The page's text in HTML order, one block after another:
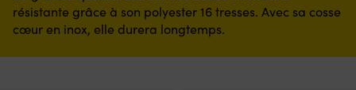
résistante grâce à son polyester 16 tresses. Avec sa cosse
cœur en inox, elle durera longtemps.